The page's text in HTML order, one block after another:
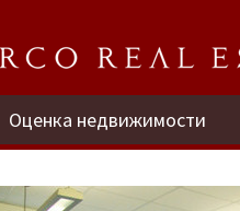
Оценка недвижимости